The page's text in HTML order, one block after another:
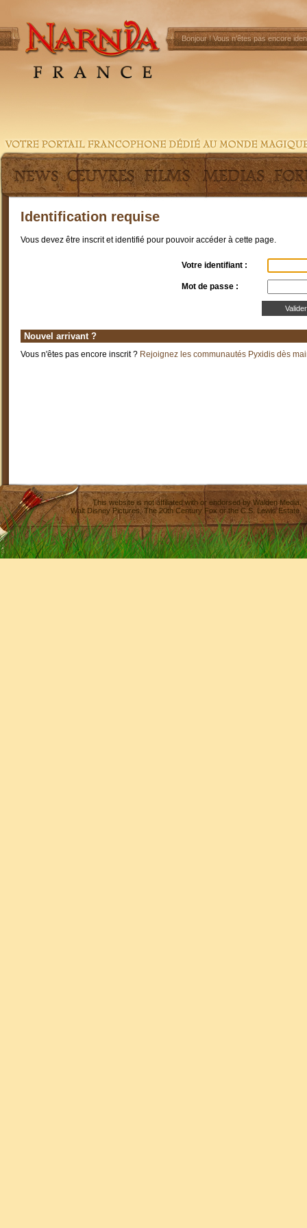
Bonjour !Vous n'êtes pas encore
Identification requise
Vous devez être inscrit et identifié pour pouvoir accéder à cette page.
Votre identifiant :
Mot de passe :
Nouvel arrivant ?
Vous n'êtes pas encore inscrit ? Rejoignez les communautés Pyxidis dès
This website is not affiliated with or endorsed byWalden Media
Walt Disney Pictures,The 20th Century Fox or the C.S. Lewis Estate.